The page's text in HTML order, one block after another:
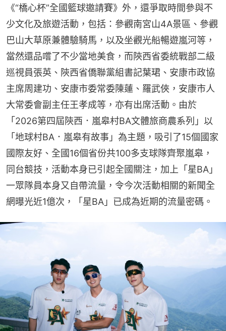
《“橋心杯”全國籃球邀請賽》外，還爭取時間參與不
少文化及旅遊活動，包括：參觀南宮山4A景區、參觀
巴山大草原兼體驗騎馬，以及坐觀光船暢遊嵐河等，
當然還品嚐了不少當地美食，而陝西省委統戰部二級
巡視員張英、陝西省僑聯黨組書記葉珺、安康市政協
主席周建功、安康市委常委陳蓮、羅武俠，安康市人
大常委會副主任王孝成等，亦有出席活動。由於
「2026第四屆陝西．嵐皋村BA文體旅商農系列」以
「地球村BA．嵐皋有故事」為主題，吸引了15個國家
國際友好、全國16個省份共100多支球隊齊聚嵐皋，
同台競技，活動本身已引起全國關注，加上「星BA」
一眾隊員本身又自帶流量，令今次活動相關的新聞全
網曝光近1億次，「星BA」已成為近期的流量密碼。